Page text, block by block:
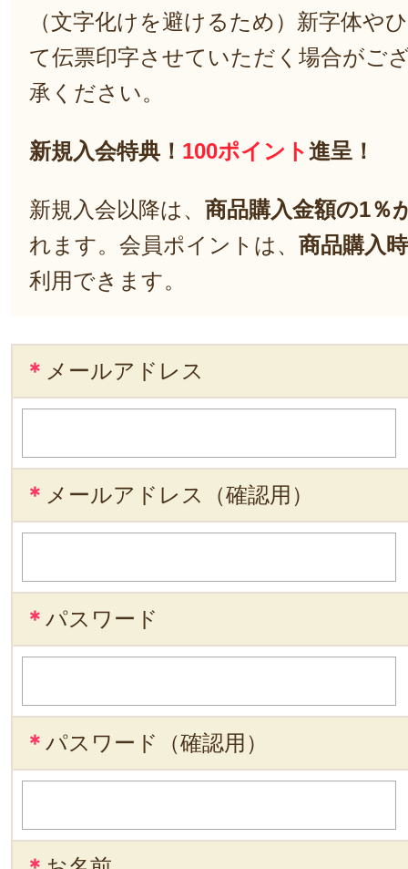
（文字化けを避けるため）新字体や
て伝票印字させていただく場合がご
承ください。
新規入会特典！ 100ポイント進呈！
新規入会以降は、 商品購入金額の1％
れます。会員ポイントは、 商品購入
利用できます。
＊ メールアドレス
＊ メールアドレス（確認用）
＊ パスワード
＊ パスワード（確認用）